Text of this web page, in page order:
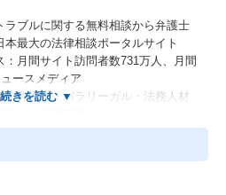
ラブルに関する無料相談から弁護士
最大の法律相談ポータルサイト
：月間サイト訪問者数731万人、月間
ースメディア
：弁護士・パラリーガル・法務人材
化した転職支援サービス
業法務の第一線で活躍する弁護士